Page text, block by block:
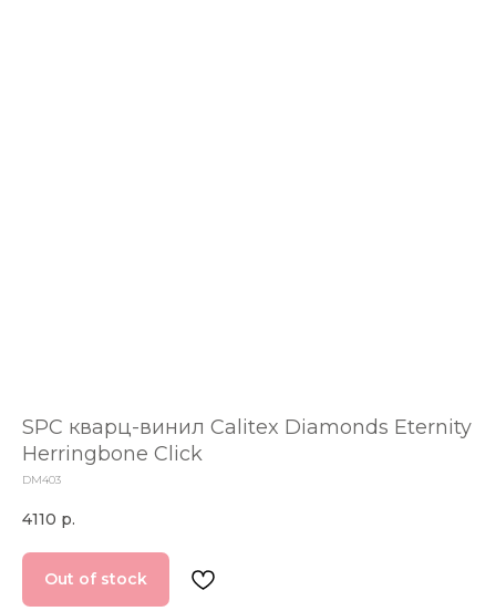
SPC кварц-винил Calitex Diamonds Eternity
Herringbone Click
DM403
4110 р.
Out of stock